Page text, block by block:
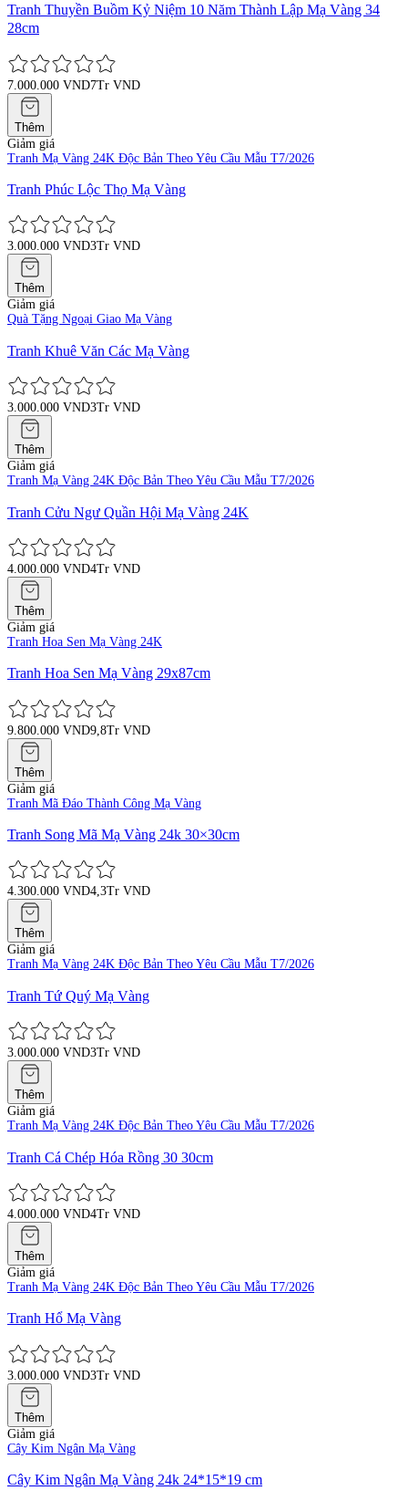
Tranh Thuyền Buồm Kỷ Niệm 10 Năm Thành Lập Mạ Vàng 34
28cm
7.000.000 VND7Tr VND
Thêm
Giảm giá
Tranh Mạ Vàng 24K Độc Bản Theo Yêu Cầu Mẫu T7/2026
Tranh Phúc Lộc Thọ Mạ Vàng
3.000.000 VND3Tr VND
Thêm
Giảm giá
Quà Tặng Ngoại Giao Mạ Vàng
Tranh Khuê Văn Các Mạ Vàng
3.000.000 VND3Tr VND
Thêm
Giảm giá
Tranh Mạ Vàng 24K Độc Bản Theo Yêu Cầu Mẫu T7/2026
Tranh Cửu Ngư Quần Hội Mạ Vàng 24K
4.000.000 VND4Tr VND
Thêm
Giảm giá
Tranh Hoa Sen Mạ Vàng 24K
Tranh Hoa Sen Mạ Vàng 29x87cm
9.800.000 VND9,8Tr VND
Thêm
Giảm giá
Tranh Mã Đáo Thành Công Mạ Vàng
Tranh Song Mã Mạ Vàng 24k 30×30cm
4.300.000 VND4,3Tr VND
Thêm
Giảm giá
Tranh Mạ Vàng 24K Độc Bản Theo Yêu Cầu Mẫu T7/2026
Tranh Tứ Quý Mạ Vàng
3.000.000 VND3Tr VND
Thêm
Giảm giá
Tranh Mạ Vàng 24K Độc Bản Theo Yêu Cầu Mẫu T7/2026
Tranh Cá Chép Hóa Rồng 30 30cm
4.000.000 VND4Tr VND
Thêm
Giảm giá
Tranh Mạ Vàng 24K Độc Bản Theo Yêu Cầu Mẫu T7/2026
Tranh Hổ Mạ Vàng
3.000.000 VND3Tr VND
Thêm
Giảm giá
Cây Kim Ngân Mạ Vàng
Cây Kim Ngân Mạ Vàng 24k 24*15*19 cm